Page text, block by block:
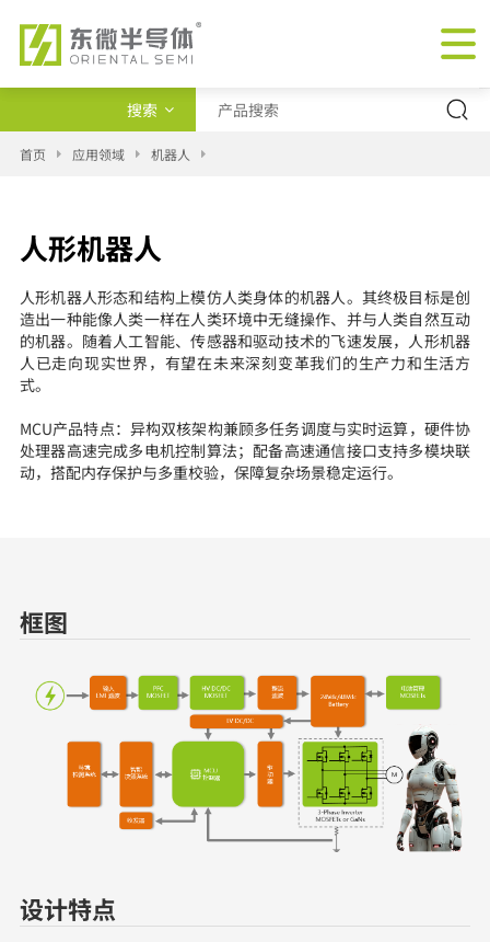
搜索
产品类型
新闻
首页 应用领域 机器人
人形机器人
人形机器人形态和结构上模仿人类身体的机器人。其终极目标是创
造出一种能像人类一样在人类环境中无缝操作、并与人类自然互动
的机器。随着人工智能、传感器和驱动技术的飞速发展，人形机器
人已走向现实世界，有望在未来深刻变革我们的生产力和生活方
式。
MCU产品特点：异构双核架构兼顾多任务调度与实时运算，硬件协
处理器高速完成多电机控制算法；配备高速通信接口支持多模块联
动，搭配内存保护与多重校验，保障复杂场景稳定运行。
框图
设计特点